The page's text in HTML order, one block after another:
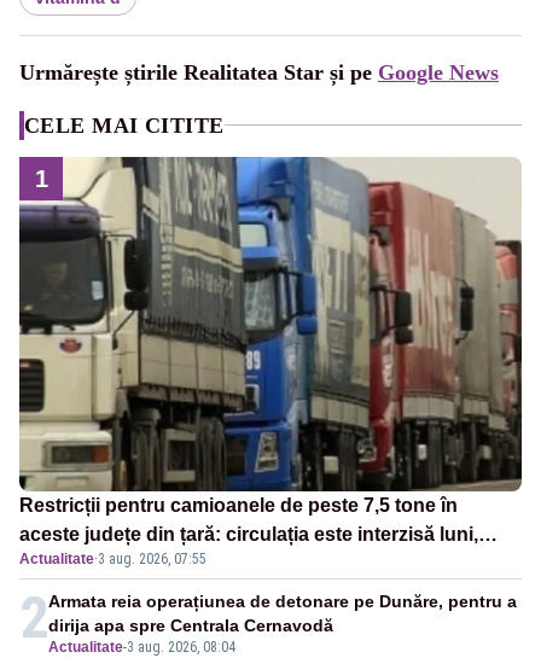
Urmărește știrile Realitatea Star și pe Google News
CELE MAI CITITE
1
Restricții pentru camioanele de peste 7,5 tone în
aceste județe din țară: circulația este interzisă luni,
între orele 12:00 și 20:00
Actualitate·3 aug. 2026, 07:55
2Actualitate-3 aug. 2026, 08:04
Armata reia operațiunea de detonare pe Dunăre, pentru a
dirija apa spre Centrala Cernavodă